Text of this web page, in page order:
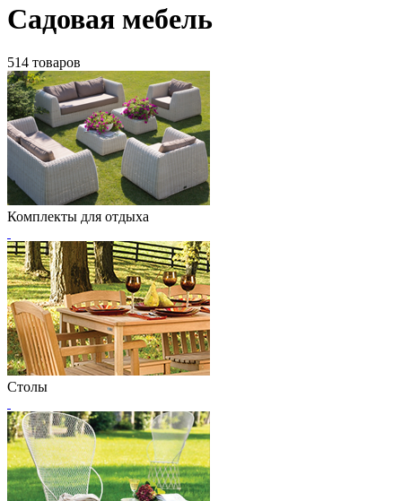
Садовая мебель
514 товаров
Комплекты для отдыха
Столы